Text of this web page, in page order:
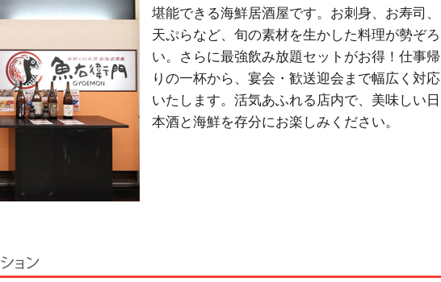
堪能できる海鮮居酒屋です。お刺身、お寿司、
天ぷらなど、旬の素材を生かした料理が勢ぞろ
い。さらに最強飲み放題セットがお得！仕事帰
りの一杯から、宴会・歓送迎会まで幅広く対応
いたします。活気あふれる店内で、美味しい日
本酒と海鮮を存分にお楽しみください。